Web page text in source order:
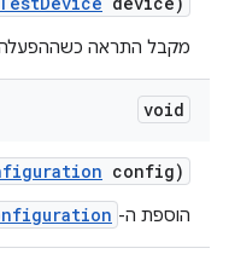
מקבל התראה
void
config)
הוספת ה-